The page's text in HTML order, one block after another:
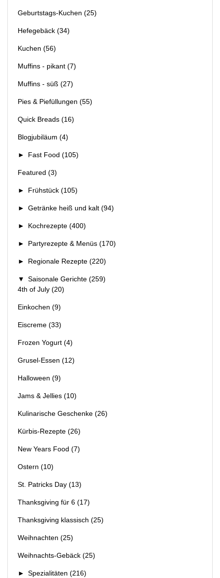
Geburtstags-Kuchen (25)
Hefegebäck (34)
Kuchen (56)
Muffins - pikant (7)
Muffins - süß (27)
Pies & Piefüllungen (55)
Quick Breads (16)
Blogjubiläum (4)
► Fast Food (105)
Featured (3)
► Frühstück (105)
► Getränke heiß und kalt (94)
► Kochrezepte (400)
► Partyrezepte & Menüs (170)
► Regionale Rezepte (220)
▼ Saisonale Gerichte (259)
4th of July (20)
Einkochen (9)
Eiscreme (33)
Frozen Yogurt (4)
Grusel-Essen (12)
Halloween (9)
Jams & Jellies (10)
Kulinarische Geschenke (26)
Kürbis-Rezepte (26)
New Years Food (7)
Ostern (10)
St. Patricks Day (13)
Thanksgiving für 6 (17)
Thanksgiving klassisch (25)
Weihnachten (25)
Weihnachts-Gebäck (25)
► Spezialitäten (216)